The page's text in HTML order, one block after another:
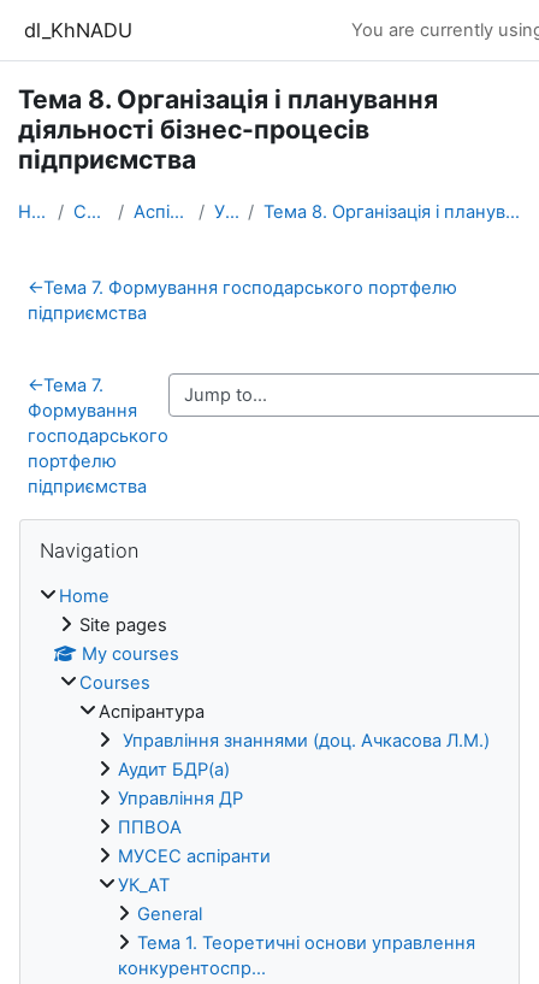
dl_KhNADU You are currently
Тема 8. Організація і планування
діяльності бізнес-процесів
підприємства
Home Courses Аспірантура УК_АТ Тема 8. Організація і планування діяльності бізнес...
Section outline
←Тема 7. Формування господарського портфелю
підприємства
←Тема 7.
Формування
господарського
портфелю
підприємства
Navigation
Home
Site pages
My courses
Courses
Аспірантура
Управління знаннями (доц. Ачкасова Л.М.)
Аудит БДР(а)
Управління ДР
ППВОА
МУСЕС аспіранти
УК_АТ
General
Тема 1. Теоретичні основи управлення
конкурентоспр...